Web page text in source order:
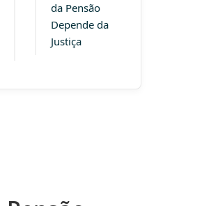
da Pensão
Depende da
Justiça